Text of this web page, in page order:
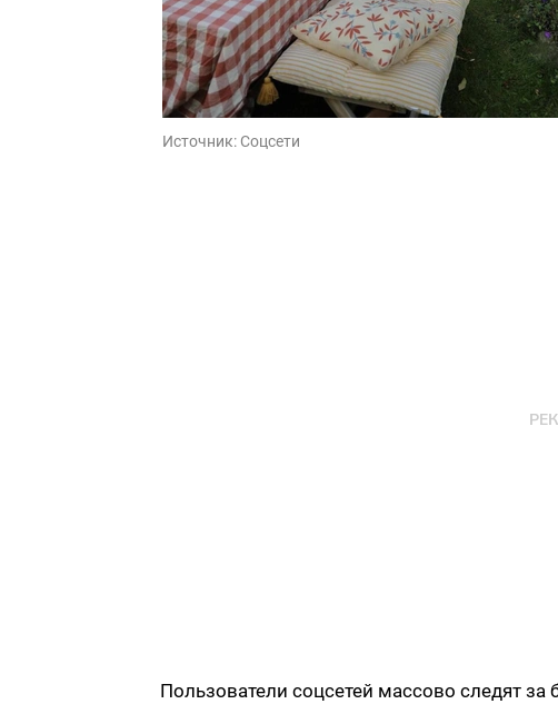
Источник: Соцсети
Пользователи соцсетей массово следят